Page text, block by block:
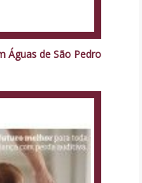
Águas de São Pedro